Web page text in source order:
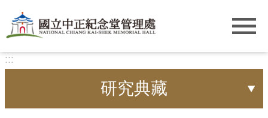
跳到主要內容區塊
:::
研究典藏